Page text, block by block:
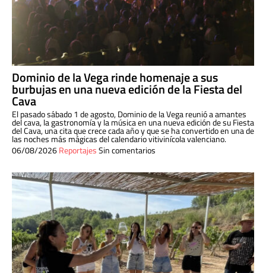
Dominio de la Vega rinde homenaje a sus
burbujas en una nueva edición de la Fiesta del
Cava
El pasado sábado 1 de agosto, Dominio de la Vega reunió a amantes
del cava, la gastronomía y la música en una nueva edición de su Fiesta
del Cava, una cita que crece cada año y que se ha convertido en una de
las noches más mágicas del calendario vitivinícola valenciano.
06/08/2026ReportajesSin comentarios